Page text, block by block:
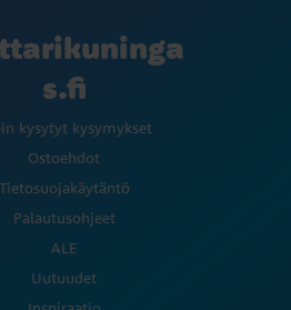
s.fi
kysytyt kysymykset
Ostoehdot
Tietosuojakäytäntö
Palautusohjeet
ALE
Uutuudet